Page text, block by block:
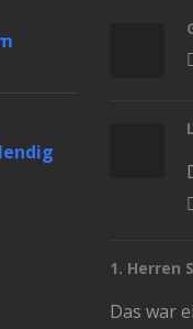
1. Herren